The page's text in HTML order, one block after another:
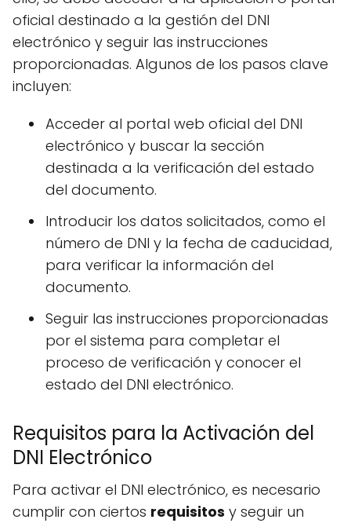
oficial destinado a la gestión del DNI
electrónico y seguir las instrucciones
proporcionadas. Algunos de los pasos clave
incluyen:
Acceder al portal web oficial del DNI
electrónico y buscar la sección
destinada a la verificación del estado
del documento.
Introducir los datos solicitados, como el
número de DNI y la fecha de caducidad,
para verificar la información del
documento.
Seguir las instrucciones proporcionadas
por el sistema para completar el
proceso de verificación y conocer el
estado del DNI electrónico.
Requisitos para la Activación del
DNI Electrónico
Para activar el DNI electrónico, es necesario
cumplir con ciertos requisitos y seguir un